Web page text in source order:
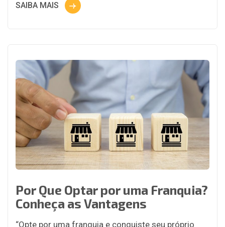
SAIBA MAIS
Por Que Optar por uma Franquia?
Conheça as Vantagens
“Opte por uma franquia e conquiste seu próprio